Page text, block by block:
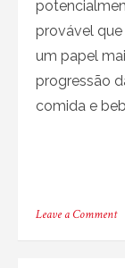
provável
um papel
progressão
comida e
Leave a Commenton